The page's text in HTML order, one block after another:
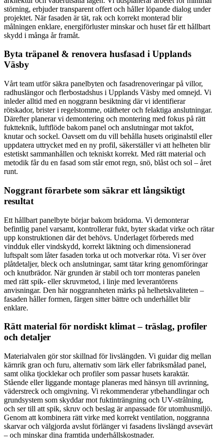
störning, erbjuder transparent offert och håller löpande dialog under
projektet. När fasaden är tät, rak och korrekt monterad blir
målningen enklare, energiförluster minskar och huset får ett hållbart
skydd i många år framåt.
Byta träpanel & renovera husfasad i Upplands
Väsby
Vårt team utför säkra panelbyten och fasadrenoveringar på villor,
radhuslängor och flerbostadshus i Upplands Väsby med omnejd. Vi
inleder alltid med en noggrann besiktning där vi identifierar
rötskador, brister i regelstomme, otätheter och felaktiga anslutningar.
Därefter planerar vi demontering och montering med fokus på rätt
fuktteknik, luftflöde bakom panel och anslutningar mot takfot,
knutar och sockel. Oavsett om du vill behålla husets originalstil eller
uppdatera uttrycket med en ny profil, säkerställer vi att helheten blir
estetiskt sammanhållen och tekniskt korrekt. Med rätt material och
metodik får du en fasad som står emot regn, snö, blåst och sol – året
runt.
Noggrant förarbete som säkrar ett långsiktigt
resultat
Ett hållbart panelbyte börjar bakom brädorna. Vi demonterar
befintlig panel varsamt, kontrollerar fukt, byter skadat virke och rätar
upp konstruktionen där det behövs. Underlaget förbereds med
vindduk eller vindskydd, korrekt läktning och dimensionerad
luftspalt som låter fasaden torka ut och motverkar röta. Vi ser över
plåtdetaljer, bleck och anslutningar, samt tätar kring genomföringar
och knutbrädor. När grunden är stabil och torr monteras panelen
med rätt spik- eller skruvmetod, i linje med leverantörens
anvisningar. Den här noggrannheten märks på helhetskvaliteten –
fasaden håller formen, färgen sitter bättre och underhållet blir
enklare.
Rätt material för nordiskt klimat – träslag, profiler
och detaljer
Materialvalen gör stor skillnad för livslängden. Vi guidar dig mellan
kärnrik gran och furu, alternativ som lärk eller fabriksmålad panel,
samt olika tjocklekar och profiler som passar husets karaktär.
Stående eller liggande montage planeras med hänsyn till avrinning,
väderstreck och omgivning. Vi rekommenderar ytbehandlingar och
grundsystem som skyddar mot fuktinträngning och UV-strålning,
och ser till att spik, skruv och beslag är anpassade för utomhusmiljö.
Genom att kombinera rätt virke med korrekt ventilation, noggranna
skarvar och välgjorda avslut förlänger vi fasadens livslängd avsevärt
– och minskar dina framtida underhållskostnader.